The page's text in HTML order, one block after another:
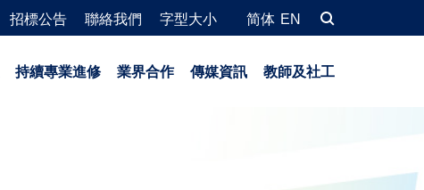
招標公告 聯絡我們 字型大小 简体 EN
持續專業進修 業界合作 傳媒資訊 教師及社工